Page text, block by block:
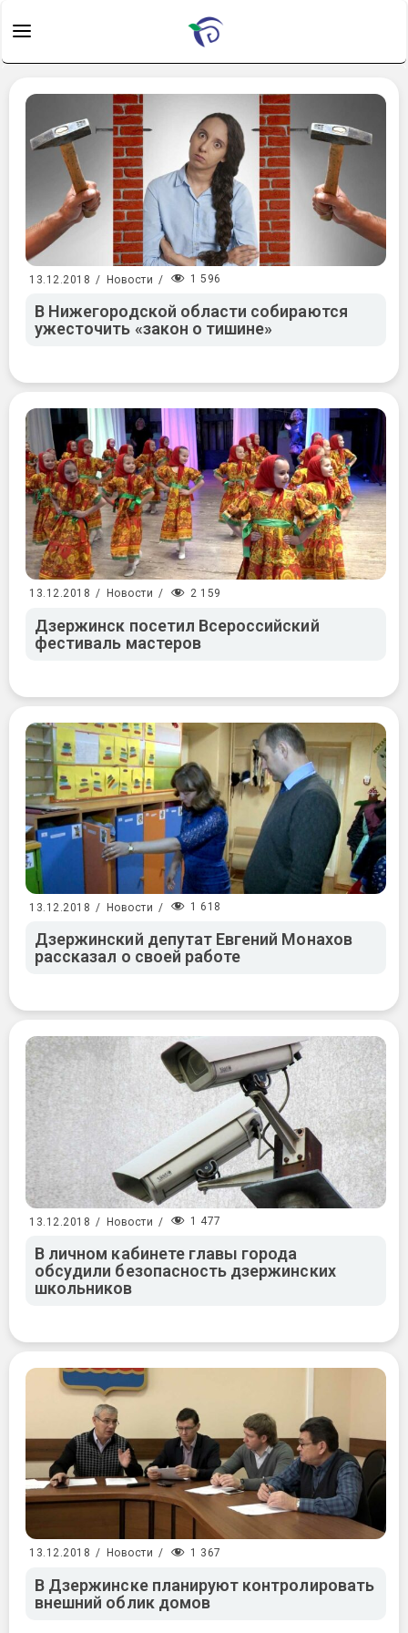
13.12.2018 / Новости / 1 596
В Нижегородской области собираются
ужесточить «закон о тишине»
13.12.2018 / Новости / 2 159
Дзержинск посетил Всероссийский
фестиваль мастеров
13.12.2018 / Новости / 1 618
Дзержинский депутат Евгений Монахов
рассказал о своей работе
13.12.2018 / Новости / 1 477
В личном кабинете главы города
обсудили безопасность дзержинских
школьников
13.12.2018 / Новости / 1 367
В Дзержинске планируют контролировать
внешний облик домов